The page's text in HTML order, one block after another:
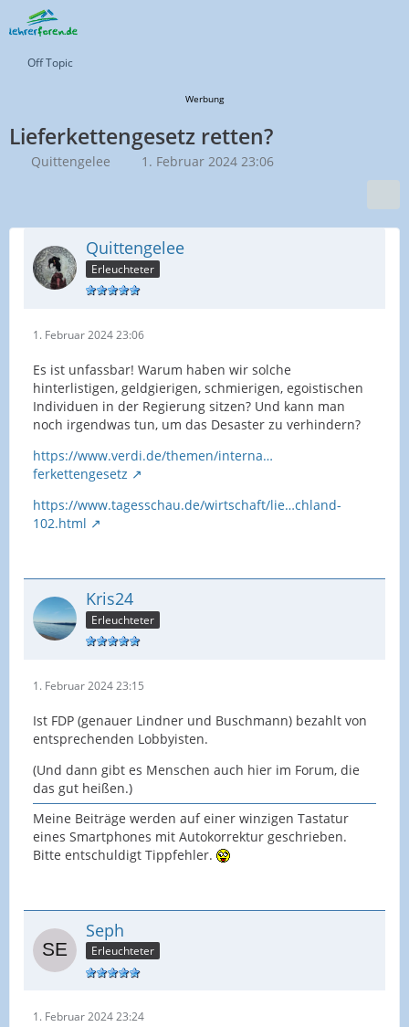
Off Topic
Werbung
Lieferkettengesetz retten?
Quittengelee 1. Februar 2024 23:06
Quittengelee
Erleuchteter
1. Februar 2024 23:06
Es ist unfassbar! Warum haben wir solche
hinterlistigen, geldgierigen, schmierigen, egoistischen
Individuen in der Regierung sitzen? Und kann man
noch irgendwas tun, um das Desaster zu verhindern?
https://www.verdi.de/themen/interna…
ferkettengesetz
https://www.tagesschau.de/wirtschaft/lie…chland-
102.html
Kris24
Erleuchteter
1. Februar 2024 23:15
Ist FDP (genauer Lindner und Buschmann) bezahlt von
entsprechenden Lobbyisten.
(Und dann gibt es Menschen auch hier im Forum, die
das gut heißen.)
Meine Beiträge werden auf einer winzigen Tastatur
eines Smartphones mit Autokorrektur geschrieben.
Bitte entschuldigt Tippfehler.
Seph
Erleuchteter
1. Februar 2024 23:24